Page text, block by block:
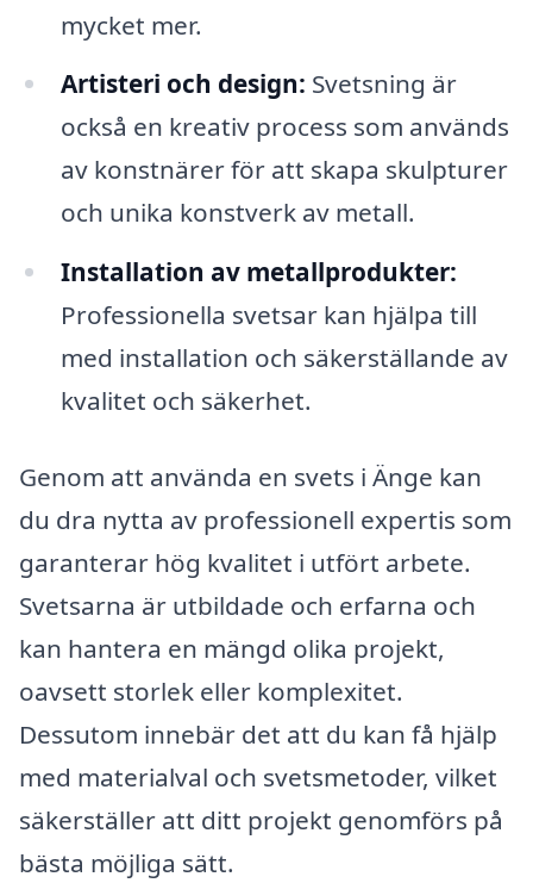
mycket mer.
Artisteri och design: Svetsning är
också en kreativ process som används
av konstnärer för att skapa skulpturer
och unika konstverk av metall.
Installation av metallprodukter:
Professionella svetsar kan hjälpa till
med installation och säkerställande av
kvalitet och säkerhet.
Genom att använda en svets i Änge kan
du dra nytta av professionell expertis som
garanterar hög kvalitet i utfört arbete.
Svetsarna är utbildade och erfarna och
kan hantera en mängd olika projekt,
oavsett storlek eller komplexitet.
Dessutom innebär det att du kan få hjälp
med materialval och svetsmetoder, vilket
säkerställer att ditt projekt genomförs på
bästa möjliga sätt.